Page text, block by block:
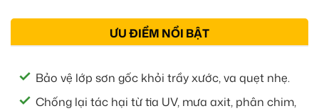
ƯU ĐIỂM NỔI BẬT
Bảo vệ lớp sơn gốc khỏi trầy xước, va quẹt nhẹ.
Chống lại tác hại từ tia UV, mưa axit, phân chim,